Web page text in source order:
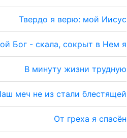
Твердо я верю: мой Иисус
Бог - скала, сокрыт в Нем я
В минуту жизни трудную
меч не из стали блестящей
От греха я спасён